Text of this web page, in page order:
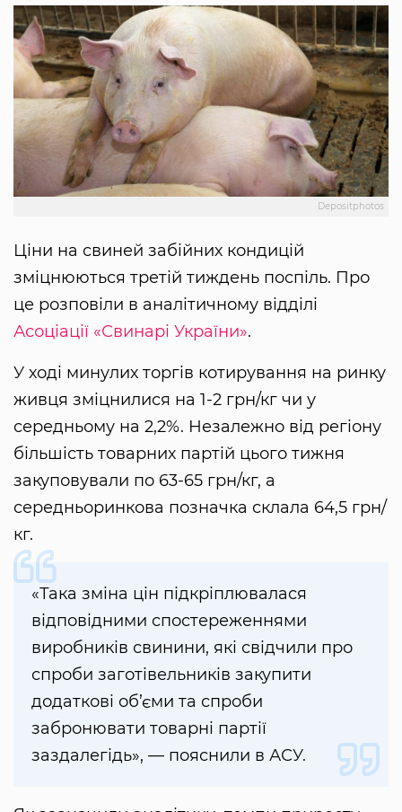
Depositphotos
Ціни на свиней забійних кондицій
зміцнюються третій тиждень поспіль. Про
це розповіли в аналітичному відділі
Асоціації «Свинарі України».
У ході минулих торгів котирування на ринку
живця зміцнилися на 1-2 грн/кг чи у
середньому на 2,2%. Незалежно від регіону
більшість товарних партій цього тижня
закуповували по 63-65 грн/кг, а
середньоринкова позначка склала 64,5 грн/
кг.
«Така зміна цін підкріплювалася
відповідними спостереженнями
виробників свинини, які свідчили про
спроби заготівельників закупити
додаткові об’єми та спроби
забронювати товарні партії
заздалегідь», — пояснили в АСУ.